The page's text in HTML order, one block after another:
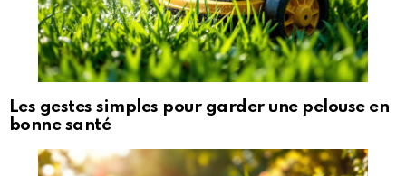
Les gestes simples pour garder une pelouse en
bonne santé